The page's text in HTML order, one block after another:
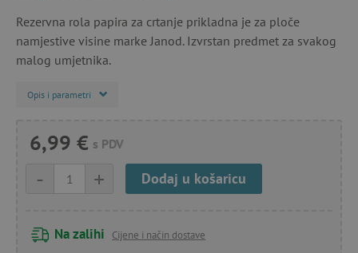
Rezervna rola papira za crtanje prikladna je za ploče
namjestive visine marke Janod. Izvrstan predmet za svakog
malog umjetnika.
Opis i parametri
6,99 € s PDV
+
- Dodaj u košaricu
Na zalihi Cijene i način dostave